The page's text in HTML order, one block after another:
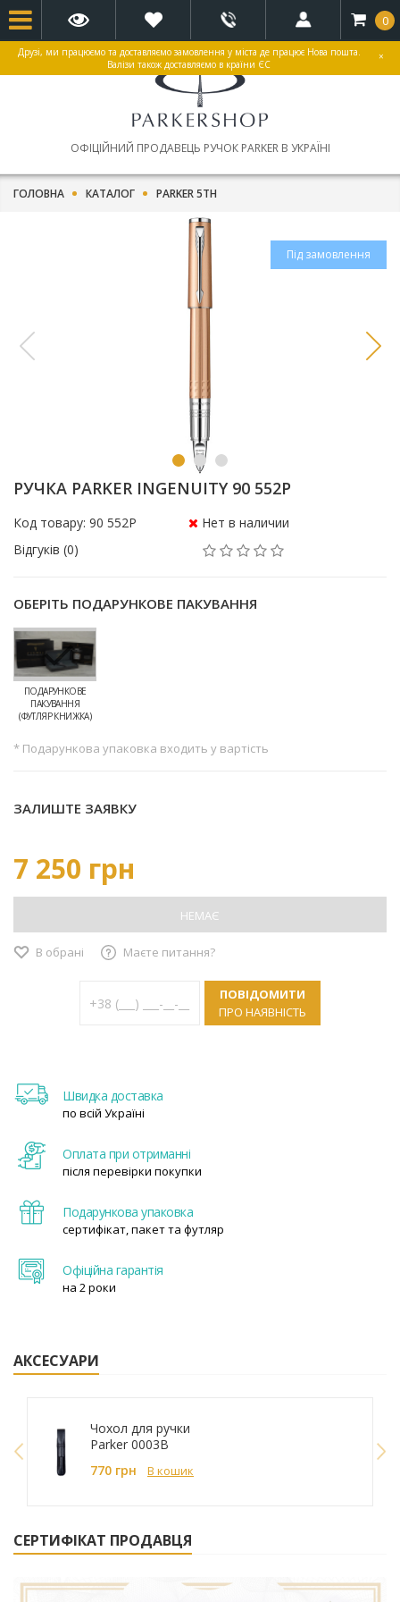
Друзі, ми працюємо та доставляємо замовлення у міста де працює Нова пошта.
Валізи також доставляємо в країни ЄС
×
ОФІЦІЙНИЙ ПРОДАВЕЦЬ РУЧОК PARKER В УКРАЇНІ
0
ГОЛОВНА КАТАЛОГ PARKER 5TH
Під замовлення
РУЧКА PARKER INGENUITY 90 552P
Код товару: 90 552P
Нет в наличии
Відгуків (0)
ОБЕРІТЬ ПОДАРУНКОВЕ ПАКУВАННЯ
ПОДАРУНКОВЕ
ПАКУВАННЯ
(ФУТЛЯР КНИЖКА)
* Подарункова упаковка входить у вартість
ЗАЛИШТЕ ЗАЯВКУ
7 250 грн
НЕМАЄ
В обрані Маєте питання?
ПОВІДОМИТИ
ПРО НАЯВНІСТЬ
Швидка доставка
по всій Україні
Оплата при отриманні
після перевірки покупки
Подарункова упаковка
сертифікат, пакет та футляр
Офіційна гарантія
на 2 роки
АКСЕСУАРИ
Чохол для ручки
Parker 0003B
770 грн
В кошик
СЕРТИФІКАТ ПРОДАВЦЯ